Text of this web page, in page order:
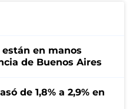
en manos
de Buenos Aires
de 1,8% a 2,9% en